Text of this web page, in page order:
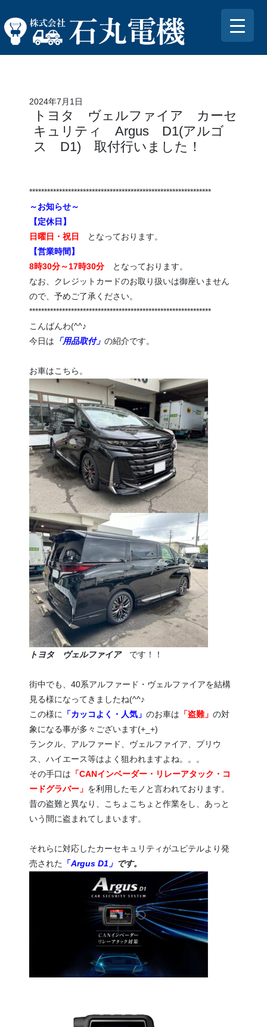
2024年7月1日
トヨタ ヴェルファイア カーセ
キュリティ Argus D1(アルゴ
ス D1) 取付行いました！
*************************************************************
～お知らせ～
【定休日】
日曜日・祝日
となっております。
【営業時間】
8時30分～17時30分 となっております。
なお、クレジットカードのお取り扱いは御座いません
ので、予めご了承ください。
*************************************************************
こんばんわ(^^♪
今日は 「用品取付」の紹介です。
お車はこちら。
トヨタ ヴェルファイアです！！
街中でも、40系アルファード・ヴェルファイアを結構
見る様になってきましたね(^^♪
この様に
「カッコよく・人気」のお車は 「盗難」の対
象になる事が多々ございます(+_+)
ランクル、アルファード、ヴェルファイア、プリウ
ス、ハイエース等はよく狙われますよね。。。
その手口は 「CANインベーダー・リレーアタック・コ
ードグラバー」 を利用したモノと言われております。
昔の盗難と異なり、こちょこちょと作業をし、あっと
いう間に盗まれてしまいます。
それらに対応したカーセキュリティがユピテルより発
売された 「Argus D1」 です。